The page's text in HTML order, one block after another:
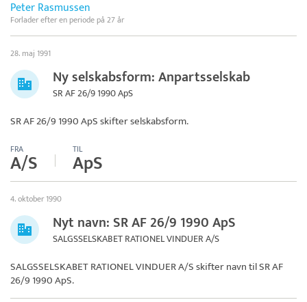
Peter Rasmussen
Forlader efter en periode på 27 år
28. maj 1991
Ny selskabsform: Anpartsselskab
SR AF 26/9 1990 ApS
SR AF 26/9 1990 ApSskifter selskabsform.
FRA
A/S TIL
ApS
4. oktober 1990
Nyt navn: SR AF 26/9 1990 ApS
SALGSSELSKABET RATIONEL VINDUER A/S
SALGSSELSKABET RATIONEL VINDUER A/S skifter navn tilSR AF
26/9 1990 ApS.